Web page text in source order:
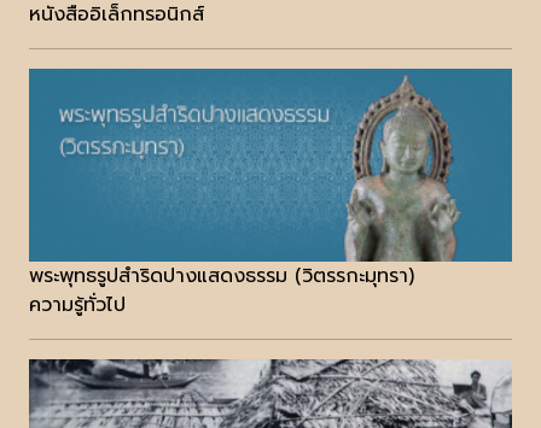
หนังสืออิเล็กทรอนิกส์
พระพุทธรูปสำริดปางแสดงธรรม (วิตรรกะมุทรา)
ความรู้ทั่วไป